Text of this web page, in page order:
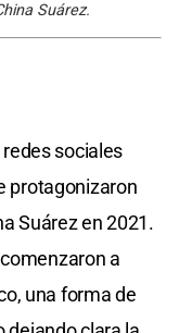
Suárez.
redes sociales
protagonizaron
Suárez en 2021.
a
una forma de